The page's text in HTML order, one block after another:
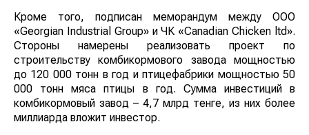
Кроме того, подписан меморандум между ООО
«Georgian Industrial Group» и ЧК «Сanadian Chicken ltd».
Стороны намерены реализовать проект по
строительству комбикормового завода мощностью
до 120 000 тонн в год и птицефабрики мощностью 50
000 тонн мяса птицы в год. Сумма инвестиций в
комбикормовый завод – 4,7 млрд тенге, из них более
миллиарда вложит инвестор.